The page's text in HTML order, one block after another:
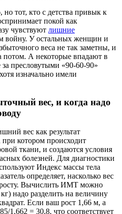
тот, кто с детства привык к
покой как
чувствуют лишние
войну. У остальных женщин и
веса не так заметны, и
потом. А некоторые впадают в
пресловутыми «90-60-90»
изначально имели
вес, и когда надо
вес как результат
котором происходит
ткани, и создаются условия
болезней. Для диагностики
Индекс массы тела
определяет, насколько вес
росту. Вычислить ИМТ можно
надо разделить на величину
Если ваш рост 1,66 м, а
1,662 = 30,8, что соответствует